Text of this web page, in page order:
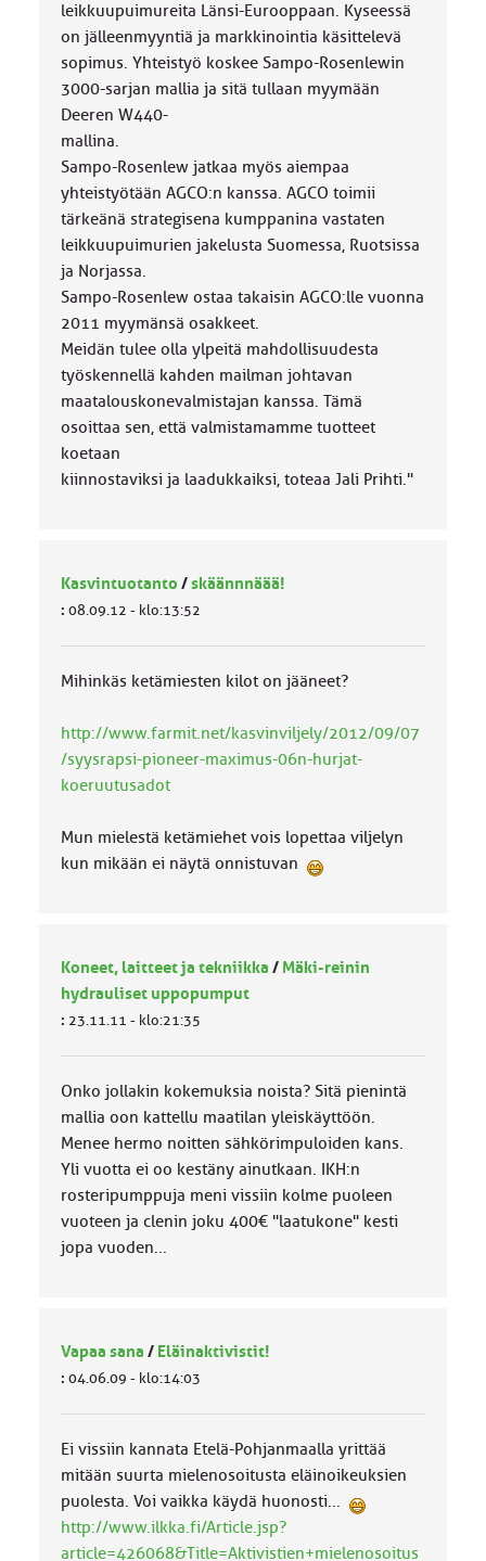
leikkuupuimureita Länsi-Eurooppaan. Kyseessä
on jälleenmyyntiä ja markkinointia käsittelevä
sopimus. Yhteistyö koskee Sampo-Rosenlewin
3000-sarjan mallia ja sitä tullaan myymään
Deeren W440-
mallina.
Sampo-Rosenlew jatkaa myös aiempaa
yhteistyötään AGCO:n kanssa. AGCO toimii
tärkeänä strategisena kumppanina vastaten
leikkuupuimurien jakelusta Suomessa, Ruotsissa
ja Norjassa.
Sampo-Rosenlew ostaa takaisin AGCO:lle vuonna
2011 myymänsä osakkeet.
Meidän tulee olla ylpeitä mahdollisuudesta
työskennellä kahden mailman johtavan
maatalouskonevalmistajan kanssa. Tämä
osoittaa sen, että valmistamamme tuotteet
koetaan
kiinnostaviksi ja laadukkaiksi, toteaa Jali Prihti."
Kasvintuotanto /skäännnäää!
: 08.09.12 - klo:13:52
Mihinkäs ketämiesten kilot on jääneet?
http://www.farmit.net/kasvinviljely/2012/09/07
/syysrapsi-pioneer-maximus-06n-hurjat-
koeruutusadot
Mun mielestä ketämiehet vois lopettaa viljelyn
kun mikään ei näytä onnistuvan
Koneet, laitteet ja tekniikka / Mäki-reinin
hydrauliset uppopumput
: 23.11.11 - klo:21:35
Onko jollakin kokemuksia noista? Sitä pienintä
mallia oon kattellu maatilan yleiskäyttöön.
Menee hermo noitten sähkörimpuloiden kans.
Yli vuotta ei oo kestäny ainutkaan. IKH:n
rosteripumppuja meni vissiin kolme puoleen
vuoteen ja clenin joku 400€ "laatukone" kesti
jopa vuoden...
Vapaa sana / Eläinaktivistit!
: 04.06.09 - klo:14:03
Ei vissiin kannata Etelä-Pohjanmaalla yrittää
mitään suurta mielenosoitusta eläinoikeuksien
puolesta. Voi vaikka käydä huonosti...
http://www.ilkka.fi/Article.jsp?
article=426068&Title=Aktivistien+mielenosoitus